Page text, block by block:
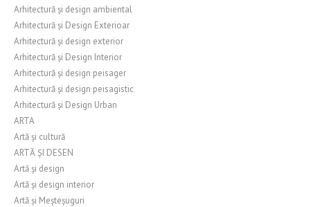
Arhitectură și design ambiental
Arhitectură și Design Exterioar
Arhitectură și design exterior
Arhitectură și Design Interior
Arhitectură și design peisager
Arhitectură și design peisagistic
Arhitectură și Design Urban
ARTA
Artă și cultură
ARTĂ ȘI DESEN
Artă și design
Artă și design interior
Artă și Meșteșuguri